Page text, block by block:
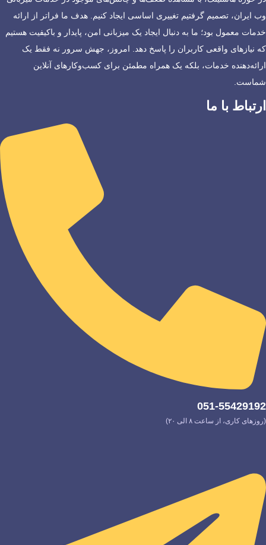
وب ایران، تصمیم گرفتیم تغییری اساسی ایجاد کنیم. هدف ما فراتر از ارائه
خدمات معمول بود؛ ما به دنبال ایجاد یک میزبانی امن، پایدار و باکیفیت هستیم
که نیازهای واقعی کاربران را پاسخ دهد. امروز، جهش سرور نه فقط یک
ارائه‌دهنده خدمات، بلکه یک همراه مطمئن برای کسب‌وکارهای آنلاین
شماست.
ارتباط با ما
051-55429192
(روزهای کاری، از ساعت ۸ الی ۲۰)